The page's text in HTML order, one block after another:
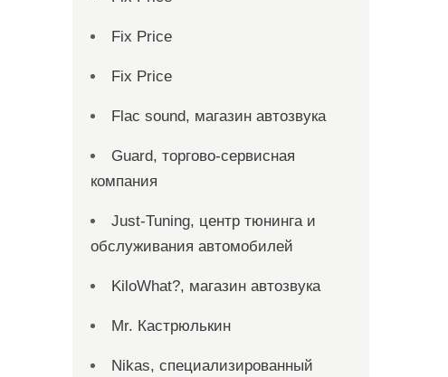
Fix Price
Fix Price
Flac sound, магазин автозвука
Guard, торгово-сервисная
компания
Just-Tuning, центр тюнинга и
обслуживания автомобилей
KiloWhat?, магазин автозвука
Mr. Кастрюлькин
Nikas, специализированный